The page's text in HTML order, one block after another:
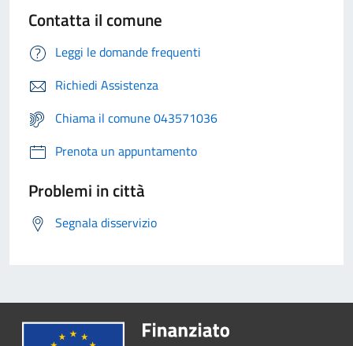
Contatta il comune
Leggi le domande frequenti
Richiedi Assistenza
Chiama il comune 043571036
Prenota un appuntamento
Problemi in città
Segnala disservizio